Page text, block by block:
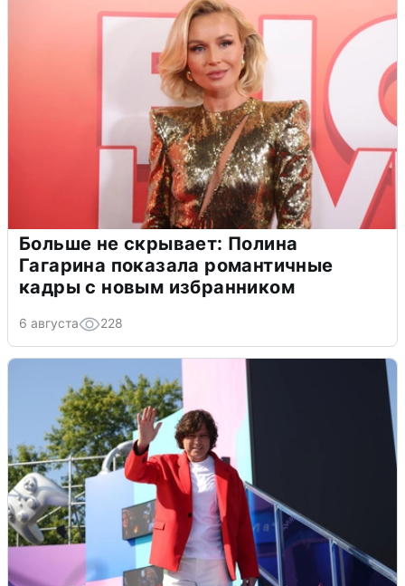
Больше не скрывает: Полина
Гагарина показала романтичные
кадры с новым избранником
6 августа 228